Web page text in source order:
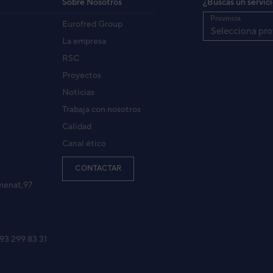
LR
Eurofred Group
La empresa
RSC
Proyectos
Noticias
Trabaja con nosotros
Calidad
Canal ético
299 83 31
CONTACTAR
Selecciona
Provincia